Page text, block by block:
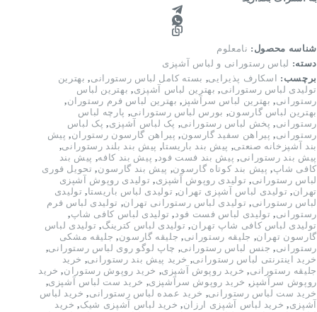
سرآشپز
حرفه‌ای
مناسب
رستوران
و
آشپزخانه
صنعتی
عدد
شناسه محصول: نامعلوم
دسته: لباس رستورانی و لباس آشپزی
برچسب:
اسکارف پذیرایی, بسته کامل لباس رستورانی, بهترین
تولیدی لباس رستورانی, بهترین لباس آشپزی, بهترین لباس
رستورانی, بهترین لباس سرآشپز , بهترین لباس فرم رستوران,
بهترین لباس گارسون, بورس لباس رستورانی, پارچه لباس
رستورانی, پخش لباس رستورانی, پک لباس آشپزی, پک لباس
رستورانی, پیراهن سفید گارسون, پیراهن گارسون رستوران, پیش
بند آشپزخانه صنعتی, پیش بند باریستا, پیش بند بلند رستورانی,
پیش بند رستورانی, پیش بند فست فود, پیش بند کافه, پیش بند
کافی شاپ, پیش بند کوتاه گارسون, پیش بند گارسون, تحویل فوری
لباس رستورانی, تولیدی روپوش آشپزی, تولیدی روپوش آشپزی
تهران, تولیدی لباس آشپزی تهران, تولیدی لباس باریستا, تولیدی
لباس رستورانی, تولیدی لباس رستورانی تهران, تولیدی لباس فرم
رستورانی, تولیدی لباس فست فود, تولیدی لباس کافی شاپ,
تولیدی لباس کافی شاپ تهران, تولیدی لباس کترینگ, تولیدی لباس
گارسون تهران, جلیقه رستورانی, جلیقه گارسون, جلیقه مشکی
رستورانی, جنس لباس رستورانی, چاپ لوگو روی لباس رستورانی,
خرید اینترنتی لباس رستورانی, خرید پیش بند رستورانی, خرید
جلیقه رستورانی, خرید روپوش آشپزی, خرید روپوش رستوران, خرید
روپوش سرآشپز , خرید روپوش سرآشپزی, خرید ست لباس آشپزی,
خرید ست لباس رستورانی, خرید عمده لباس رستورانی, خرید لباس
آشپزی, خرید لباس آشپزی ارزان, خرید لباس آشپزی شیک, خرید